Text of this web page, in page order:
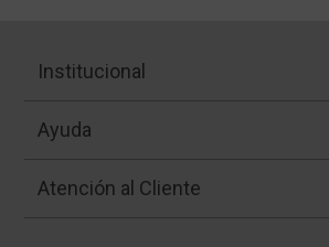
Institucional
Ayuda
Atención al Cliente